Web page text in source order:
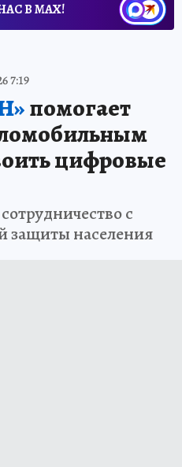
В МАХ!
7:19
помогает
цифровые
с
защиты населения